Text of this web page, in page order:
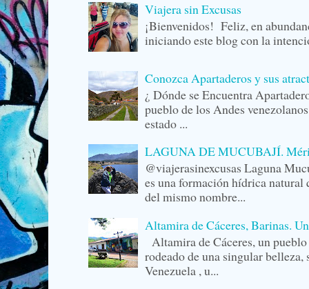
Viajera sin Excusas
¡Bienvenidos! Feliz, en
iniciando este blog con la
Conozca Apartaderos y sus
¿ Dónde se Encuentra
pueblo de los Andes
estado ...
LAGUNA DE MUCUBAJÍ.
@viajerasinexcusas Laguna
es una formación hídrica natural
del mismo nombre...
Altamira de Cáceres, Barinas.
Altamira de Cáceres, un
rodeado de una singular
Venezuela , u...